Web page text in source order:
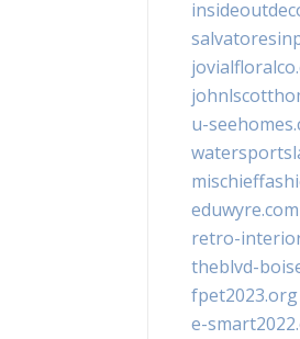
u-
eduwyre.com
retro-
theblvd-
fpet2023.org
e-